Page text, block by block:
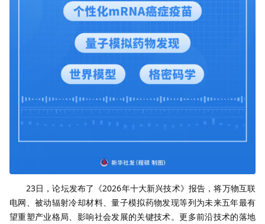
23日，论坛发布了《2026年十大新兴技术》报告，将万物互联
电网、被动辐射冷却材料、量子模拟药物发现等列为未来五年最有
望重塑产业格局、影响社会发展的关键技术。更多前沿技术的落地